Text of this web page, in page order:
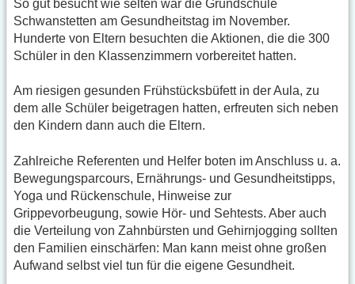
So gut besucht wie selten war die Grundschule
Schwanstetten am Gesundheitstag im November.
Hunderte von Eltern besuchten die Aktionen, die die 300
Schüler in den Klassenzimmern vorbereitet hatten.
Am riesigen gesunden Frühstücksbüfett in der Aula, zu
dem alle Schüler beigetragen hatten, erfreuten sich neben
den Kindern dann auch die Eltern.
Zahlreiche Referenten und Helfer boten im Anschluss u. a.
Bewegungsparcours, Ernährungs- und Gesundheitstipps,
Yoga und Rückenschule, Hinweise zur
Grippevorbeugung, sowie Hör- und Sehtests. Aber auch
die Verteilung von Zahnbürsten und Gehirnjogging sollten
den Familien einschärfen: Man kann meist ohne großen
Aufwand selbst viel tun für die eigene Gesundheit.